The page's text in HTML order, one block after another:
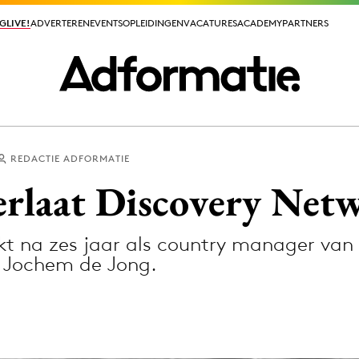
ADVERTERENEVENTSOPLEIDINGENVACATURESACADEMYPARTNERS
ADVERTERENEVENTSOPLEIDINGENVACATURESACADEMYPARTNERS
REDACTIE ADFORMATIE
Discovery
na zes jaar als country manager van
de Jong.